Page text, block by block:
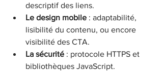
descriptif des liens.
Le design mobile : adaptabilité,
lisibilité du contenu, ou encore
visibilité des CTA.
La sécurité : protocole HTTPS et
bibliothèques JavaScript.